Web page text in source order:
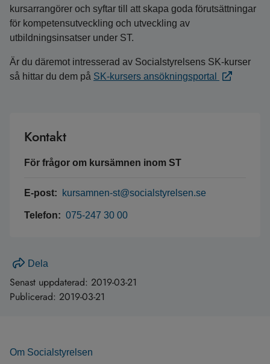
kursarrangörer och syftar till att skapa goda förutsättningar
för kompetensutveckling och utveckling av
utbildningsinsatser under ST.
Är du däremot intresserad av Socialstyrelsens SK-kurser
så hittar du dem på SK-kursers ansökningsportal
Kontakt
För frågor om kursämnen inom ST
E-post: kursamnen-st@socialstyrelsen.se
Telefon: 075-247 30 00
Dela
Senast uppdaterad: 2019-03-21
Publicerad: 2019-03-21
Om Socialstyrelsen